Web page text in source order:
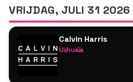
VRIJDAG, JULI 31 2026
Calvin Harris
Ushuaïa